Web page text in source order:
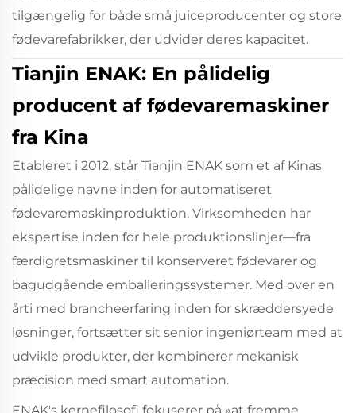
tilgængelig for både små juiceproducenter og store
fødevarefabrikker, der udvider deres kapacitet.
Tianjin ENAK: En pålidelig
producent af fødevaremaskiner
fra Kina
Etableret i 2012, står Tianjin ENAK som et af Kinas
pålidelige navne inden for automatiseret
fødevaremaskinproduktion. Virksomheden har
ekspertise inden for hele produktionslinjer—fra
færdigretsmaskiner til konserveret fødevarer og
bagudgående emballeringssystemer. Med over en
årti med brancheerfaring inden for skræddersyede
løsninger, fortsætter sit senior ingeniørteam med at
udvikle produkter, der kombinerer mekanisk
præcision med smart automation.